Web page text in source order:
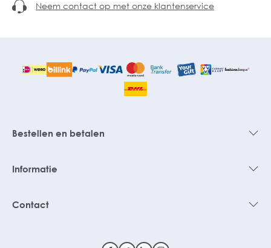
Neem contact op met onze klantenservice
Bestellen en betalen
Informatie
Contact